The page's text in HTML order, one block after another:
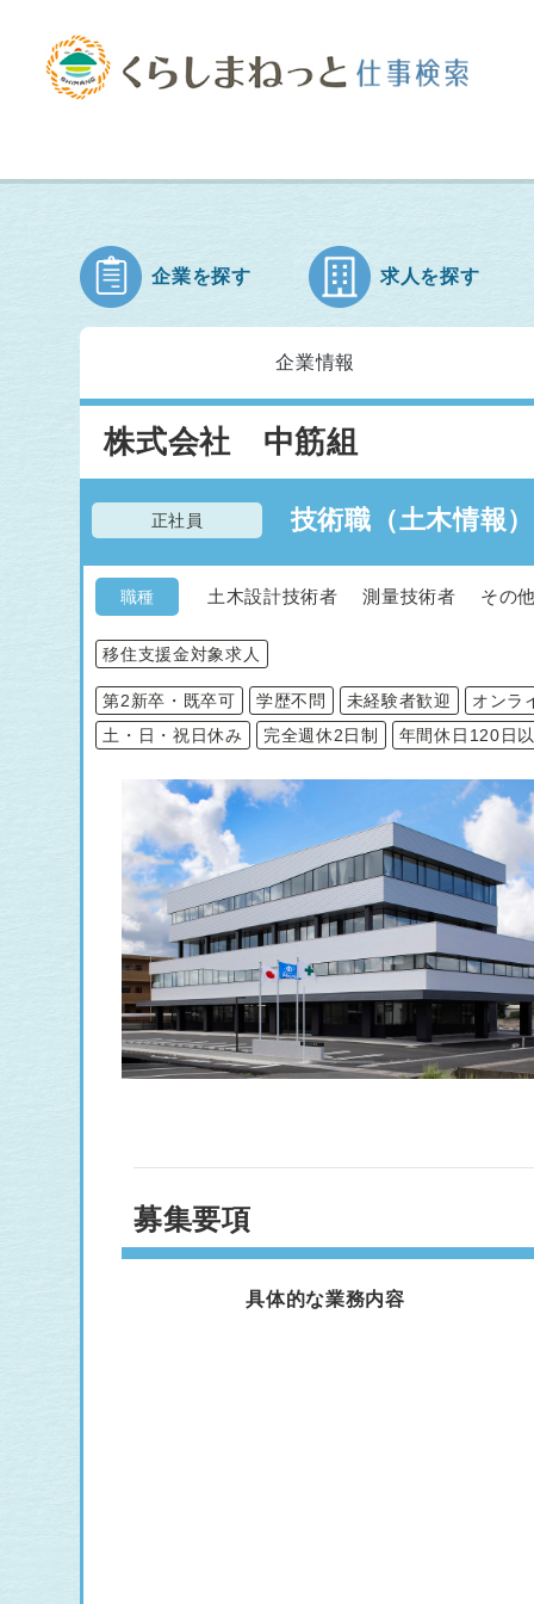
企業を探す 求人を探す
企業情報
株式会社 中筋組
正社員 技術職（土木情報
職種 土木設計技術者 測量技術者 その他
移住支援金対象求人
第2新卒・既卒可 学歴不問 未経験者歓迎
オンラ
土・日・祝日休み
完全週休2日制 年間休日120日
募集要項
具体的な業務内容